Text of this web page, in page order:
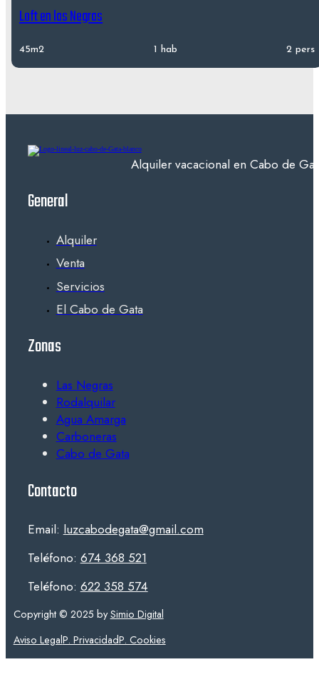
Loft en las Negras
45m2 1 hab 2 pers
Alquiler vacacional en Cabo de
General
Alquiler
Venta
Servicios
El Cabo de Gata
Zonas
Las Negras
Rodalquilar
Agua Amarga
Carboneras
Cabo de Gata
Contacto
Email: luzcabodegata@gmail.com
Teléfono: 674 368 521
Teléfono: 622 358 574
Copyright © 2025 bySimio Digital
Aviso LegalP. PrivacidadP. Cookies